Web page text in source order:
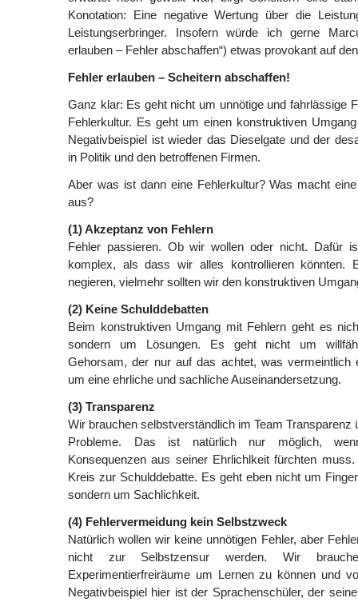
Konotation: Eine negative Wertung über die
Leistungserbringer. Insofern würde ich gerne
erlauben – Fehler abschaffen“) etwas provokant auf
Fehler erlauben – Scheitern abschaffen!
Ganz klar: Es geht nicht um unnötige und fahrlässige
Fehlerkultur. Es geht um einen konstruktiven
Negativbeispiel ist wieder das Dieselgate und der
in Politik und den betroffenen Firmen.
Aber was ist dann eine Fehlerkultur? Was macht
aus?
(1) Akzeptanz von Fehlern
Fehler passieren. Ob wir wollen oder nicht. Dafür
komplex, als dass wir alles kontrollieren könnten.
negieren, vielmehr sollten wir den konstruktiven
(2) Keine Schulddebatten
Beim konstruktiven Umgang mit Fehlern geht es
sondern um Lösungen. Es geht nicht um
Gehorsam, der nur auf das achtet, was vermeintlich
um eine ehrliche und sachliche Auseinandersetzung.
(3) Transparenz
Wir brauchen selbstverständlich im Team Transparenz
Probleme. Das ist natürlich nur möglich,
Konsequenzen aus seiner Ehrlichlkeit fürchten
Kreis zur Schulddebatte. Es geht eben nicht um
sondern um Sachlichkeit.
(4) Fehlervermeidung kein Selbstzweck
Natürlich wollen wir keine unnötigen Fehler, aber
nicht zur Selbstzensur werden. Wir
Experimentierfreiräume um Lernen zu können und
Negativbeispiel hier ist der Sprachenschüler, der